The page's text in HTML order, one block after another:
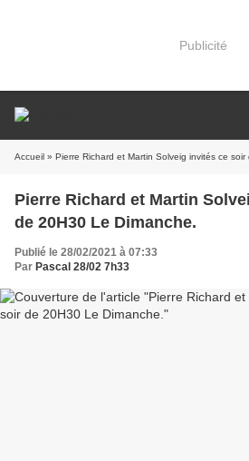
Publicité
Accueil » Pierre Richard et Martin Solveig invités ce soir
Pierre Richard et Martin
de 20H30 Le Dimanche.
Publié le 28/02/2021 à 07:33
Par Pascal 28/02 7h33